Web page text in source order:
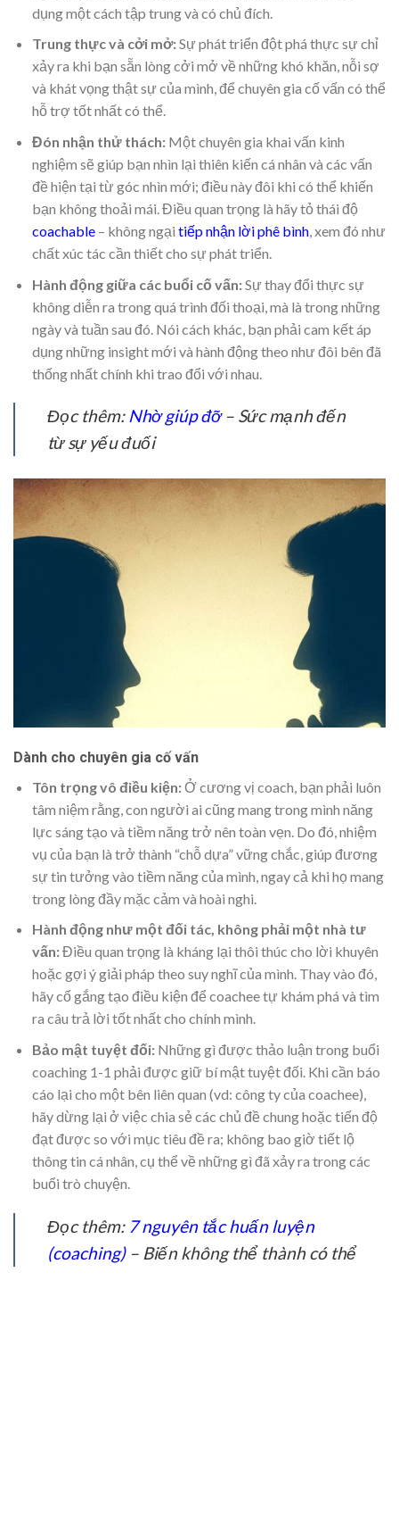
dụng một cách tập trung và có chủ đích.
Trung thực và cởi mở:Sự phát triển đột phá thực sự chỉ
xảy ra khi bạn sẵn lòng cởi mở về những khó khăn, nỗi sợ
và khát vọng thật sự của mình, để chuyên gia cố vấn có thể
hỗ trợ tốt nhất có thể.
Đón nhận thử thách:Một chuyên gia khai vấn kinh
nghiệm sẽ giúp bạn nhìn lại thiên kiến cá nhân và các vấn
đề hiện tại từ góc nhìn mới; điều này đôi khi có thể khiến
bạn không thoải mái. Điều quan trọng là hãy tỏ thái độ
coachable– không ngại tiếp nhận lời phê bình, xem đó như
chất xúc tác cần thiết cho sự phát triển.
Hành động giữa các buổi cố vấn:Sự thay đổi thực sự
không diễn ra trong quá trình đối thoại, mà là trong những
ngày và tuần sau đó. Nói cách khác, bạn phải cam kết áp
dụng những insight mới và hành động theo như đôi bên đã
thống nhất chính khi trao đổi với nhau.
Đọc thêm: Nhờ giúp đỡ– Sức mạnh đến
từ sự yếu đuối
Dành cho chuyên gia cố vấn
Tôn trọng vô điều kiện:Ở cương vị coach, bạn phải luôn
tâm niệm rằng, con người ai cũng mang trong mình năng
lực sáng tạo và tiềm năng trở nên toàn vẹn. Do đó, nhiệm
vụ của bạn là trở thành “chỗ dựa” vững chắc, giúp đương
sự tin tưởng vào tiềm năng của mình, ngay cả khi họ mang
trong lòng đầy mặc cảm và hoài nghi.
Hành động như một đối tác, không phải một nhà tư
vấn:Điều quan trọng là kháng lại thôi thúc cho lời khuyên
hoặc gợi ý giải pháp theo suy nghĩ của mình. Thay vào đó,
hãy cố gắng tạo điều kiện để coachee tự khám phá và tìm
ra câu trả lời tốt nhất cho chính mình.
Bảo mật tuyệt đối:Những gì được thảo luận trong buổi
coaching 1-1 phải được giữ bí mật tuyệt đối. Khi cần báo
cáo lại cho một bên liên quan (vd: công ty của coachee),
hãy dừng lại ở việc chia sẻ các chủ đề chung hoặc tiến độ
đạt được so với mục tiêu đề ra; không bao giờ tiết lộ
thông tin cá nhân, cụ thể về những gì đã xảy ra trong các
buổi trò chuyện.
Đọc thêm: 7 nguyên tắc huấn luyện
(coaching)– Biến không thể thành có thể